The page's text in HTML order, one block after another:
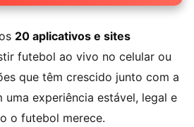
20 aplicativos e sites
futebol ao vivo no celular ou
que têm crescido junto com a
uma experiência estável, legal e
o futebol merece.